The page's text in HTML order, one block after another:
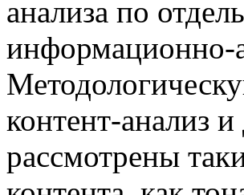
анализа по
информационно-
контент-анализ
рассмотрены